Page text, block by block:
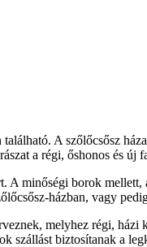
A szőlőcsősz
a régi, őshonos és új
A minőségi borok
házban, vagy
melyhez régi,
szállást biztosítanak a